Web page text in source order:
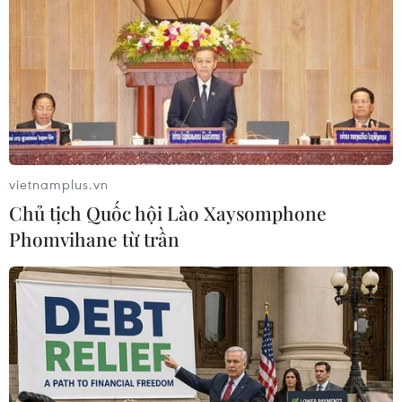
TIN LIÊN QUAN
vietnamplus.vn
Chủ tịch Quốc hội Lào Xaysomphone
Phomvihane từ trần